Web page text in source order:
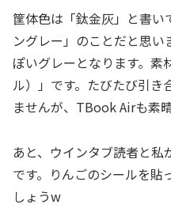
筐体色は「鈦金灰」と書い
ングレー」のことだと思い
ぽいグレーとなります。素
ル）」です。たびたび引き
ませんが、TBook Airも素
あと、ウインタブ読者と
です。りんごのシールを貼
しょうw